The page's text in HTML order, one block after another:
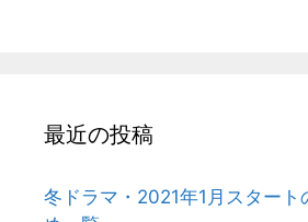
最近の投稿
冬ドラマ・2021年1月スタート